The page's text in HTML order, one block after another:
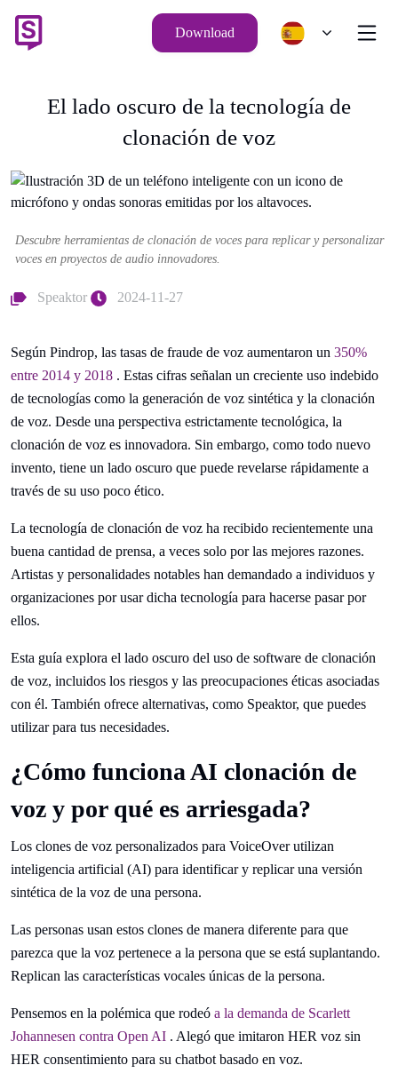
Download
El lado oscuro de la tecnología de
clonación de voz
Descubre herramientas de clonación de voces para replicar y personalizar
voces en proyectos de audio innovadores.
Speaktor 2024-11-27
Según Pindrop, las tasas de fraude de voz aumentaron un 350%
entre 2014 y 2018 . Estas cifras señalan un creciente uso indebido
de tecnologías como la generación de voz sintética y la clonación
de voz. Desde una perspectiva estrictamente tecnológica, la
clonación de voz es innovadora. Sin embargo, como todo nuevo
invento, tiene un lado oscuro que puede revelarse rápidamente a
través de su uso poco ético.
La tecnología de clonación de voz ha recibido recientemente una
buena cantidad de prensa, a veces solo por las mejores razones.
Artistas y personalidades notables han demandado a individuos y
organizaciones por usar dicha tecnología para hacerse pasar por
ellos.
Esta guía explora el lado oscuro del uso de software de clonación
de voz, incluidos los riesgos y las preocupaciones éticas asociadas
con él. También ofrece alternativas, como Speaktor, que puedes
utilizar para tus necesidades.
¿Cómo funciona AI clonación de
voz y por qué es arriesgada?
Los clones de voz personalizados para VoiceOver utilizan
inteligencia artificial (AI) para identificar y replicar una versión
sintética de la voz de una persona.
Las personas usan estos clones de manera diferente para que
parezca que la voz pertenece a la persona que se está suplantando.
Replican las características vocales únicas de la persona.
Pensemos en la polémica que rodeó a la demanda de Scarlett
Johannesen contra Open AI . Alegó que imitaron HER voz sin
HER consentimiento para su chatbot basado en voz.